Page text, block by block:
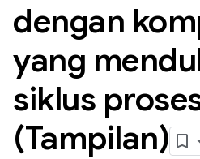
dengan
yang
siklus
(Tampilan)